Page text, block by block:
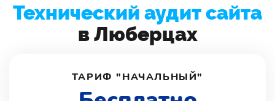
Технический аудит сайта
в Люберцах
ТАРИФ "НАЧАЛЬНЫЙ"